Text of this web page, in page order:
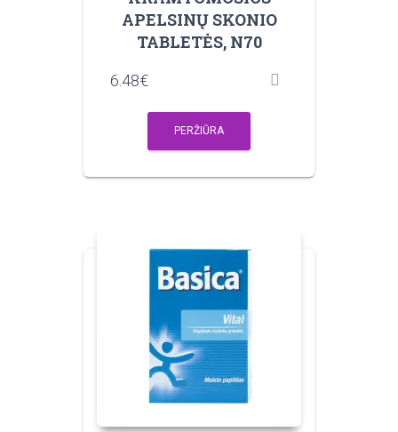
APELSINŲ SKONIO
TABLETĖS, N70
6.48€
PERŽIŪRA